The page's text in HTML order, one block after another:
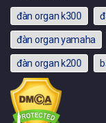
đàn organ k300
đàn organ yamaha
đàn organ k200